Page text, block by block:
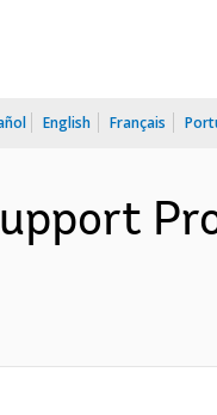
English Français